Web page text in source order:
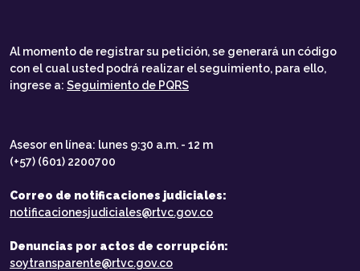
Al momento de registrar su petición, se generará un código
con el cual usted podrá realizar el seguimiento, para ello,
ingrese a: Seguimiento de PQRS
Asesor en línea: lunes 9:30 a.m. - 12 m
(+57) (601) 2200700
Correo de notificaciones judiciales:
notificacionesjudiciales@rtvc.gov.co
Denuncias por actos de corrupción:
soytransparente@rtvc.gov.co